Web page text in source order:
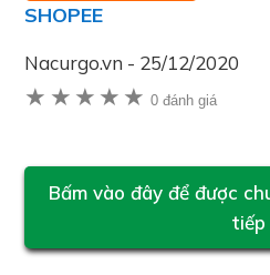
SHOPEE
Nacurgo.vn - 25/12/2020
★ ★ ★ ★ ★ 0 đánh giá
Bấm vào đây để được
tiếp